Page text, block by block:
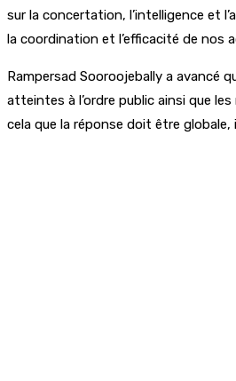
sur la concertation, l’intelligence et
la coordination et l’efficacité de nos
Rampersad Sooroojebally a avancé
atteintes à l’ordre public ainsi que
cela que la réponse doit être